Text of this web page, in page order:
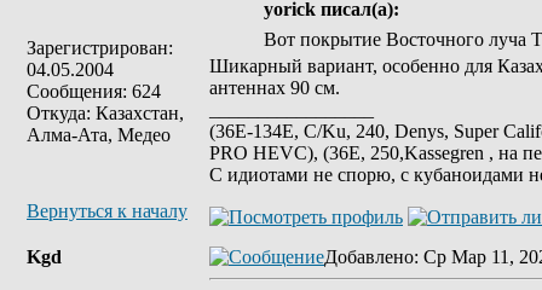
Зарегистрирован:
04.05.2004
Сообщения: 624
Откуда: Казахстан,
Алма-Ата, Медео
yorick писал(а):
Вот покрытие Восточного луча
Шикарный вариант, особенно для
антеннах 90 см.
(36E-134E, C/Ku, 240, Denys, Super
PRO HEVC), (36E, 250,Kassegren , на
С идиотами не спорю, с кубаноидами
Вернуться к началу
Kgd Добавлено: Ср Мар 11,